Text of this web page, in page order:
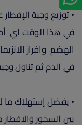
• توزيع وجبة
في هذا الوقت اي
الهضم وافراز
في الدم ثم تناول
بين السحور